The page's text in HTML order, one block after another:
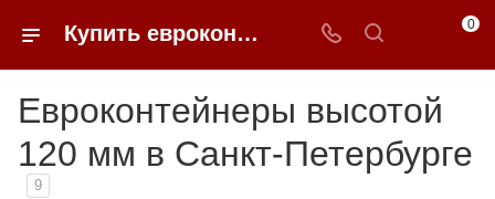
Купить евроконтейнеры высотой 120 мм в Санкт-Петербурге в 0FFER 0
Евроконтейнеры высотой
120 мм в Санкт-Петербурге
9